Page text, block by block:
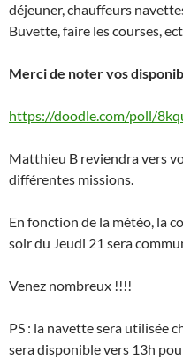
déjeuner, chauffeurs
Buvette, faire les courses,
Merci de noter vos
https://doodle.com/poll/
Matthieu B reviendra vers
différentes missions.
En fonction de la météo, la
soir du Jeudi 21 sera
Venez nombreux !!!!
PS : la navette sera utilisée
sera disponible vers 13h